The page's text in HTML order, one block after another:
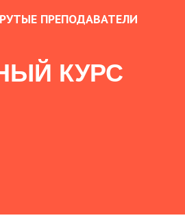
ПРЕПОДАВАТЕЛИ
КУРС